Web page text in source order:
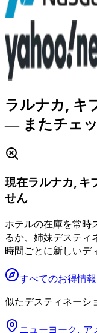
ラルナカ, キ
― またチェ
現在ラルナカ, キ
せん
ホテルの在庫を常時
るか、姉妹デステ
時間ごとに新しいデ
すべてのお得情
似たデスティネーシ
ニューヨーク, ア